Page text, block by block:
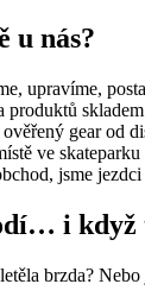
u nás?
upravíme,
produktů
ověřený gear od
ve skateparku
jsme
i když
brzda?